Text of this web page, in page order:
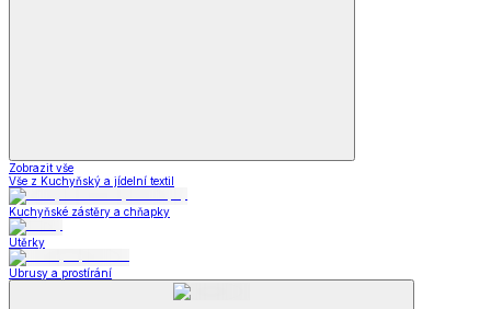
Zobrazit vše
Vše z Kuchyňský a jídelní textil
Kuchyňské zástěry a chňapky
Utěrky
Ubrusy a prostírání